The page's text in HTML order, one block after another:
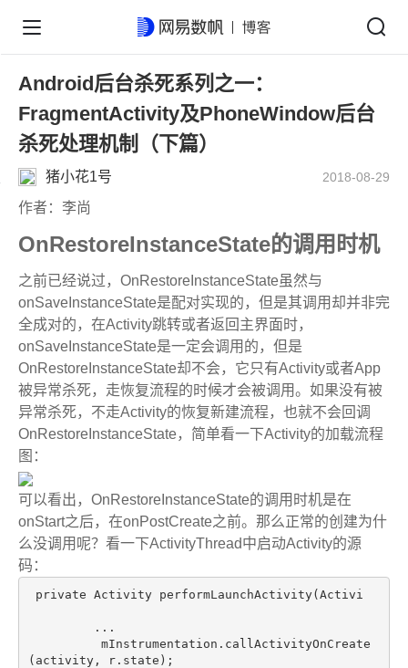
Android后台杀死系列之一：
FragmentActivity及PhoneWindow后台
杀死处理机制（下篇）
猪小花1号 2018-08-29
作者：李尚
OnRestoreInstanceState的调用时机
之前已经说过，OnRestoreInstanceState虽然与
onSaveInstanceState是配对实现的，但是其调用却并非完
全成对的，在Activity跳转或者返回主界面时，
onSaveInstanceState是一定会调用的，但是
OnRestoreInstanceState却不会，它只有Activity或者App
被异常杀死，走恢复流程的时候才会被调用。如果没有被
异常杀死，不走Activity的恢复新建流程，也就不会回调
OnRestoreInstanceState，简单看一下Activity的加载流程
图：
可以看出，OnRestoreInstanceState的调用时机是在
onStart之后，在onPostCreate之前。那么正常的创建为什
么没调用呢？看一下ActivityThread中启动Activity的源
码：
private Activity performLaunchActivity(Activi
(activity, r.state) ;